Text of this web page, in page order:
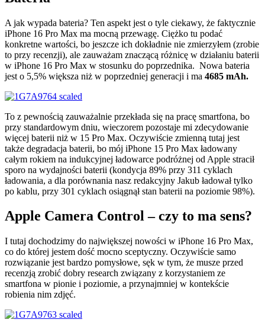
A jak wypada bateria? Ten aspekt jest o tyle ciekawy, że faktycznie
iPhone 16 Pro Max ma mocną przewagę. Ciężko tu podać
konkretne wartości, bo jeszcze ich dokładnie nie zmierzyłem (zrobie
to przy recenzji), ale zauważam znaczącą różnicę w działaniu baterii
w iPhone 16 Pro Max w stosunku do poprzednika. Nowa bateria
jest o 5,5% większa niż w poprzedniej generacji i ma 4685 mAh.
To z pewnością zauważalnie przekłada się na pracę smartfona, bo
przy standardowym dniu, wieczorem pozostaje mi zdecydowanie
więcej baterii niż w 15 Pro Max. Oczywiście zmienną tutaj jest
także degradacja baterii, bo mój iPhone 15 Pro Max ładowany
całym rokiem na indukcyjnej ładowarce podróżnej od Apple stracił
sporo na wydajności baterii (kondycja 89% przy 311 cyklach
ładowania, a dla porównania nasz redakcyjny Jakub ładował tylko
po kablu, przy 301 cyklach osiągnął stan baterii na poziomie 98%).
Apple Camera Control – czy to ma sens?
I tutaj dochodzimy do największej nowości w iPhone 16 Pro Max,
co do której jestem dość mocno sceptyczny. Oczywiście samo
rozwiązanie jest bardzo pomysłowe, sęk w tym, że musze przed
recenzją zrobić dobry research związany z korzystaniem ze
smartfona w pionie i poziomie, a przynajmniej w kontekście
robienia nim zdjęć.